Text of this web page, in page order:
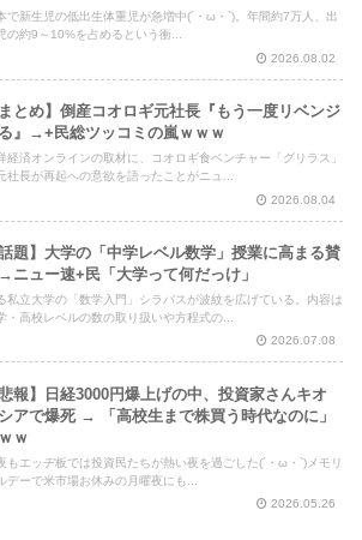
で新生児の低出生体重児が急増中(´・ω・`)。年間約7万人、出
の約9～10%を占めるという衝...
2026.08.02
まとめ】倒産コオロギ元社長『もう一度リベンジ
』→+民総ツッコミの嵐ｗｗｗ
経済オンラインの取材に、コオロギ食ベンチャー「グリラス」
社長が再起への意欲を語ったことがニュ...
2026.08.04
話題】大学の「中学レベル数学」授業に高まる賛
ニュー速+民「大学って何だっけ」
私立大学の「数学入門」シラバスが波紋を広げている。内容は
・高校レベルの数の取り扱いや方程式の...
2026.07.08
悲報】日経3000円爆上げの中、投資家さんキオ
アで爆死 → 「高校生まで株買う時代なのに」
ｗ
もエッヂ板では投資民たちが熱い夜を過ごした(´・ω・`)メモリ
デーで米市場お休みの月曜夜にも...
2026.05.26